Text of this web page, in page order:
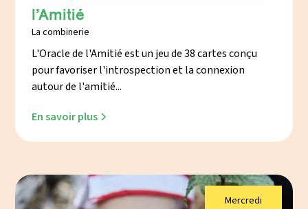
l’Amitié
La combinerie
L'Oracle de l'Amitié est un jeu de 38 cartes conçu
pour favoriser l'introspection et la connexion
autour de l'amitié...
En savoir plus
Mercredi